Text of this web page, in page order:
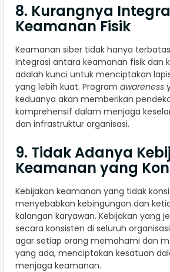
8. Kurangnya
Keamanan Fisik
Keamanan siber tidak hanya
Integrasi antara keamanan fisik dan
adalah kunci untuk menciptakan
yang lebih kuat. Program awareness
keduanya akan memberikan
komprehensif dalam menjaga
dan infrastruktur organisasi.
9. Tidak Adanya
Keamanan yang
Kebijakan keamanan yang tidak
menyebabkan kebingungan dan
kalangan karyawan. Kebijakan yang
secara konsisten di seluruh
agar setiap orang memahami dan
yang ada, menciptakan kesatuan
menjaga keamanan.